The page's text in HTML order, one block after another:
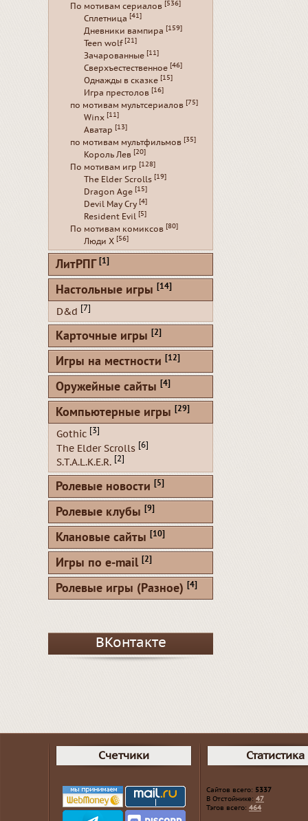
По мотивам сериалов [536]
Сплетница [41]
Дневники вампира [159]
Teen wolf [21]
Зачарованные [11]
Сверхъестественное [46]
Однажды в сказке [15]
Игра престолов [16]
по мотивам мультсериалов [75]
Winx [11]
Аватар [13]
по мотивам мультфильмов [35]
Король Лев [20]
По мотивам игр [128]
The Elder Scrolls [19]
Dragon Age [15]
Devil May Cry [4]
Resident Evil [5]
По мотивам комиксов [80]
Люди Х [56]
ЛитРПГ [1]
Настольные игры [14]
D&d [7]
Карточные игры [2]
Игры на местности [12]
Оружейные сайты [4]
Компьютерные игры [29]
Gothic [3]
The Elder Scrolls [6]
S.T.A.L.K.E.R. [2]
Ролевые новости [5]
Ролевые клубы [9]
Клановые сайты [10]
Игры по e-mail [2]
Ролевые игры (Разное) [4]
ВКонтакте
Счетчики Статистика
Сайтов всего: 5337
В Отстойнике: 47
Тэгов всего: 464